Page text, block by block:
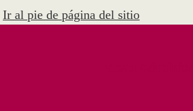
Ir al pie de página del sitio